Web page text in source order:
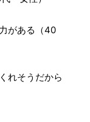
がある（40
れそうだから